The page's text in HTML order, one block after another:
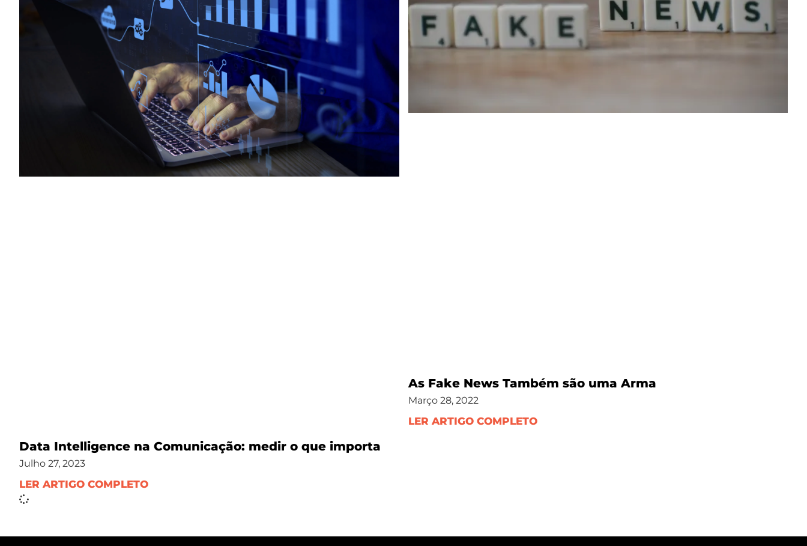
Data Intelligence na Comunicação: medir o que importa
Julho 27, 2023
LER ARTIGO COMPLETO
As Fake News Também são uma Arma
Março 28, 2022
LER ARTIGO COMPLETO